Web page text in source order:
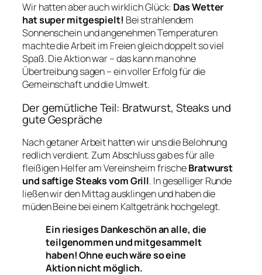
Wir hatten aber auch wirklich Glück: Das Wetter
hat super mitgespielt! Bei strahlendem
Sonnenschein und angenehmen Temperaturen
machte die Arbeit im Freien gleich doppelt so viel
Spaß. Die Aktion war – das kann man ohne
Übertreibung sagen – ein voller Erfolg für die
Gemeinschaft und die Umwelt.
Der gemütliche Teil: Bratwurst, Steaks und
gute Gespräche
Nach getaner Arbeit hatten wir uns die Belohnung
redlich verdient. Zum Abschluss gab es für alle
fleißigen Helfer am Vereinsheim frischeBratwurst
und saftige Steaks vom Grill. In geselliger Runde
ließen wir den Mittag ausklingen und haben die
müden Beine bei einem Kaltgetränk hochgelegt.
Ein riesiges Dankeschön an alle, die
teilgenommen und mitgesammelt
haben! Ohne euch wäre so eine
Aktion nicht möglich.